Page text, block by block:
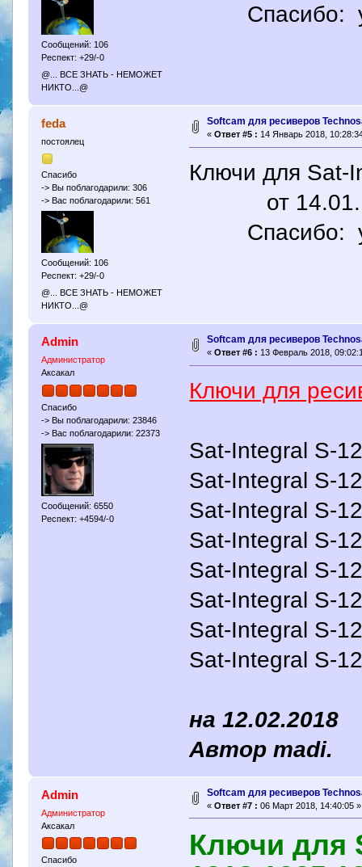
Сообщений: 106
Респект: +29/-0
@... ВСЕ ЗНАТЬ - НЕМОЖЕТ
НИКТО...@
Спасибо:
feda
постоялец
Спасибо
-> Вы поблагодарили: 306
-> Вас поблагодарили: 561
Сообщений: 106
Респект: +29/-0
@... ВСЕ ЗНАТЬ - НЕМОЖЕТ
НИКТО...@
Softcam для ресиверов
« Ответ #5 : 14 Январь 2018,
Ключи для Sat-
от
Спасибо:
Admin
Администратор
Аксакал
Спасибо
-> Вы поблагодарили: 23846
-> Вас поблагодарили: 22373
Сообщений: 6550
Респект: +4594/-0
Softcam для ресиверов
« Ответ #6 : 13 Февраль 2018,
Ключи для
Sat-Integral S-
Sat-Integral S-
Sat-Integral S-
Sat-Integral S-
Sat-Integral S-
Sat-Integral S-
Sat-Integral S-
Sat-Integral S-
на 12.02.2018
Автор madi.
Admin
Администратор
Аксакал
Спасибо
Softcam для ресиверов
« Ответ #7 : 06 Март 2018, 14:40:05 »
Ключи для